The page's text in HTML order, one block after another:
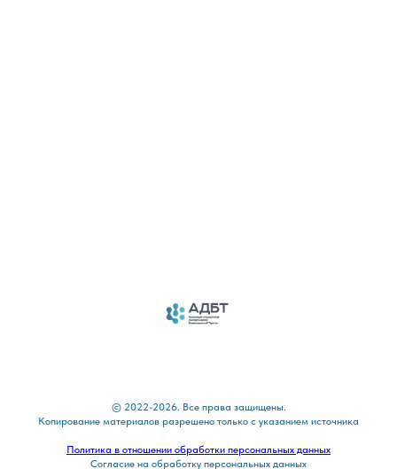
© 2022-2026. Все права защищены.
Копирование материалов разрешено только с указанием источника
Политика в отношении обработки персональных данных
Согласие на обработку персональных данных